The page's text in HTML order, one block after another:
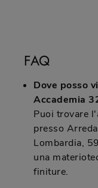
FAQ
Dove posso
Accademia
Puoi trovare
presso
Lombardia,
una
finiture.